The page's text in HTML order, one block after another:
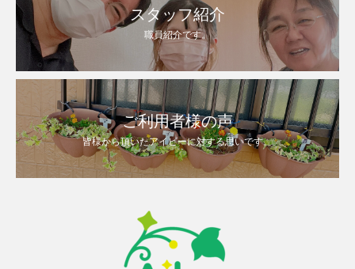
スタッフ紹介
職員紹介です。
ご利用者様の声
皆様から頂いたアイビーに対する思いです。